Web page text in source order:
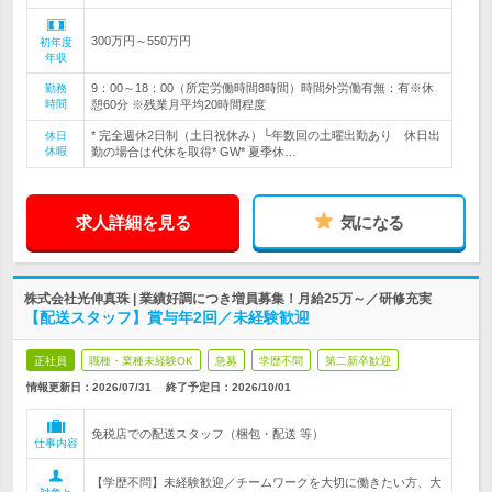
初年度
年収
300万円～550万円
勤務
時間
9：00～18：00（所定労働時間8時間）時間外労働有無：有※休
憩60分 ※残業月平均20時間程度
休日
休暇
* 完全週休2日制（土日祝休み）└年数回の土曜出勤あり 休日出
勤の場合は代休を取得* GW* 夏季休…
求人詳細を見る 気になる
株式会社光伸真珠 | 業績好調につき増員募集！月給25万～／研修充実
【配送スタッフ】賞与年2回／未経験歓迎
正社員 職種・業種未経験OK 急募 学歴不問 第二新卒歓迎
情報更新日：2026/07/31 終了予定日： 2026/10/01
仕事内容
免税店での配送スタッフ（梱包・配送 等）
【学歴不問】未経験歓迎／チームワークを大切に働きたい方、大